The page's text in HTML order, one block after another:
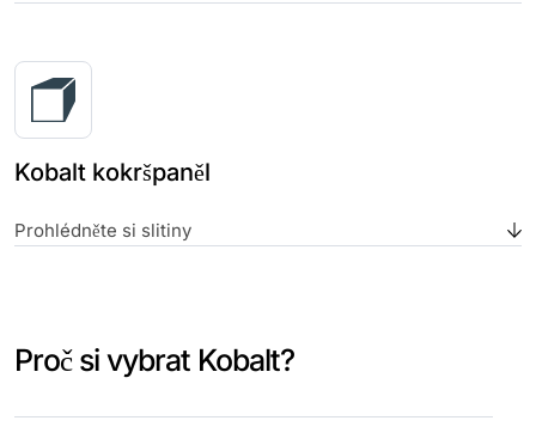
Kobalt kokršpaněl
Prohlédněte si slitiny
Proč si vybrat Kobalt?